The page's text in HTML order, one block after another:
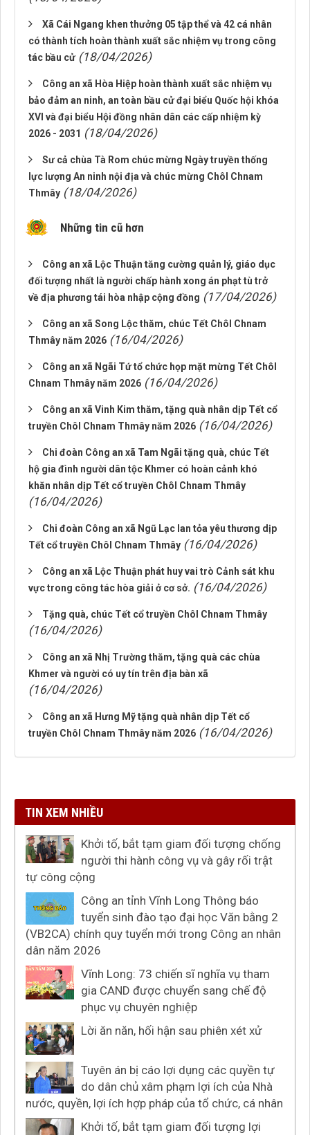
Xã Cái Ngang khen thưởng 05 tập thể và 42 cá nhân
có thành tích hoàn thành xuất sắc nhiệm vụ trong công
tác bầu cử (18/04/2026)
Công an xã Hòa Hiệp hoàn thành xuất sắc nhiệm vụ
bảo đảm an ninh, an toàn bầu cử đại biểu Quốc hội khóa
XVI và đại biểu Hội đồng nhân dân các cấp nhiệm kỳ
2026 - 2031 (18/04/2026)
Sư cả chùa Tà Rom chúc mừng Ngày truyền thống
lực lượng An ninh nội địa và chúc mừng Chôl Chnam
Thmây (18/04/2026)
Những tin cũ hơn
Công an xã Lộc Thuận tăng cường quản lý, giáo dục
đối tượng nhất là người chấp hành xong án phạt tù trở
về địa phương tái hòa nhập cộng đồng (17/04/2026)
Công an xã Song Lộc thăm, chúc Tết Chôl Chnam
Thmây năm 2026 (16/04/2026)
Công an xã Ngãi Tứ tổ chức họp mặt mừng Tết Chôl
Chnam Thmây năm 2026 (16/04/2026)
Công an xã Vinh Kim thăm, tặng quà nhân dịp Tết cổ
truyền Chôl Chnam Thmây năm 2026 (16/04/2026)
Chi đoàn Công an xã Tam Ngãi tặng quà, chúc Tết
hộ gia đình người dân tộc Khmer có hoàn cảnh khó
khăn nhân dịp Tết cổ truyền Chôl Chnam Thmây
(16/04/2026)
Chi đoàn Công an xã Ngũ Lạc lan tỏa yêu thương dịp
Tết cổ truyền Chôl Chnam Thmây (16/04/2026)
Công an xã Lộc Thuận phát huy vai trò Cảnh sát khu
vực trong công tác hòa giải ở cơ sở. (16/04/2026)
Tặng quà, chúc Tết cổ truyền Chôl Chnam Thmây
(16/04/2026)
Công an xã Nhị Trường thăm, tặng quà các chùa
Khmer và người có uy tín trên địa bàn xã
(16/04/2026)
Công an xã Hưng Mỹ tặng quà nhân dịp Tết cổ
truyền Chôl Chnam Thmây năm 2026 (16/04/2026)
TIN XEM NHIỀU
Khởi tố, bắt tạm giam đối tượng chống
người thi hành công vụ và gây rối trật
tự công cộng
Công an tỉnh Vĩnh Long Thông báo
tuyển sinh đào tạo đại học Văn bằng 2
(VB2CA) chính quy tuyển mới trong Công an nhân
dân năm 2026
Vĩnh Long: 73 chiến sĩ nghĩa vụ tham
gia CAND được chuyển sang chế độ
phục vụ chuyên nghiệp
Lời ăn năn, hối hận sau phiên xét xử
Tuyên án bị cáo lợi dụng các quyền tự
do dân chủ xâm phạm lợi ích của Nhà
nước, quyền, lợi ích hợp pháp của tổ chức, cá nhân
Khởi tố, bắt tạm giam đối tượng lợi